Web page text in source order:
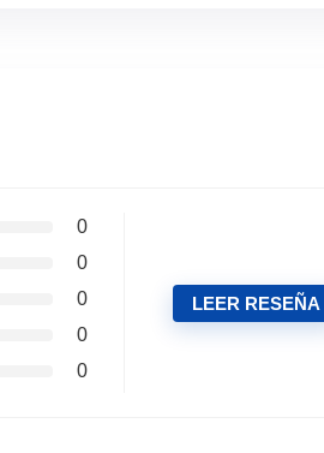
0
0
0
0
0
LEER RESEÑA